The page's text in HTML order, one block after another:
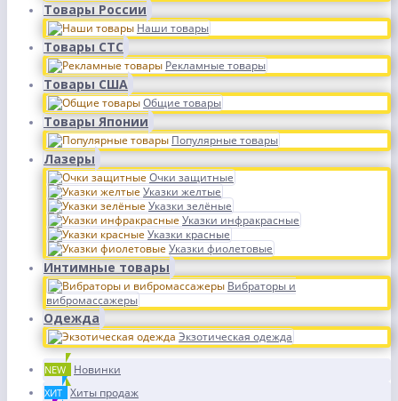
Товары России
Наши товары
Товары СТС
Рекламные товары
Товары США
Общие товары
Товары Японии
Популярные товары
Лазеры
Очки защитные
Указки желтые
Указки зелёные
Указки инфракрасные
Указки красные
Указки фиолетовые
Интимные товары
Вибраторы и
вибромассажеры
Одежда
Экзотическая одежда
NEW Новинки
ХИТ Хиты продаж